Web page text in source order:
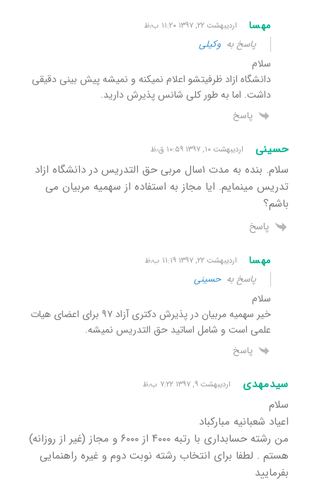
مهسا اردیبهشت ۲۲, ۱۳۹۷ ۱۱:۲۰ ب٫ظ
پاسخ به وکیلی
سلام
دانشگاه ازاد ظرفیتشو اعلام نمیکنه و نمیشه پیش بینی دقیقی
داشت. اما به طور کلی شانس پذیرش دارید.
پاسخ
حسینی اردیبهشت ۱۰, ۱۳۹۷ ۱۰:۵۹ ق٫ظ
سلام. بنده به مدت ۱سال مربی حق التدریس در دانشگاه ازاد
تدریس مینمایم. ایا مجاز به استفاده از سهمیه مربیان می
باشم؟
پاسخ
مهسا اردیبهشت ۲۲, ۱۳۹۷ ۱۱:۱۹ ب٫ظ
پاسخ بهحسینی
سلام
خیر سهمیه مربیان در پذیرش دکتری آزاد ۹۷ برای اعضای هیات
علمی است و شامل اساتید حق التدریس نمیشه.
پاسخ
سیدمهدی اردیبهشت ۹, ۱۳۹۷ ۷:۲۲ ب٫ظ
سلام
اعیاد شعبانیه مبارکباد
من رشته حسابداری با رتبه ۴۰۰۰ از ۶۰۰۰ و مجاز (غیر از روزانه)
هستم . لطفا برای انتخاب رشته نوبت دوم و غیره راهنمایی
بفرمایید